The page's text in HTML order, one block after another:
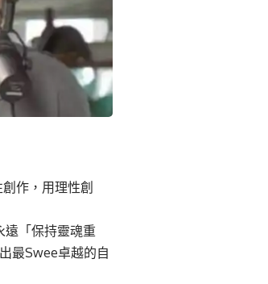
作，用理性創
遠「保持靈魂重
最Swee卓越的自